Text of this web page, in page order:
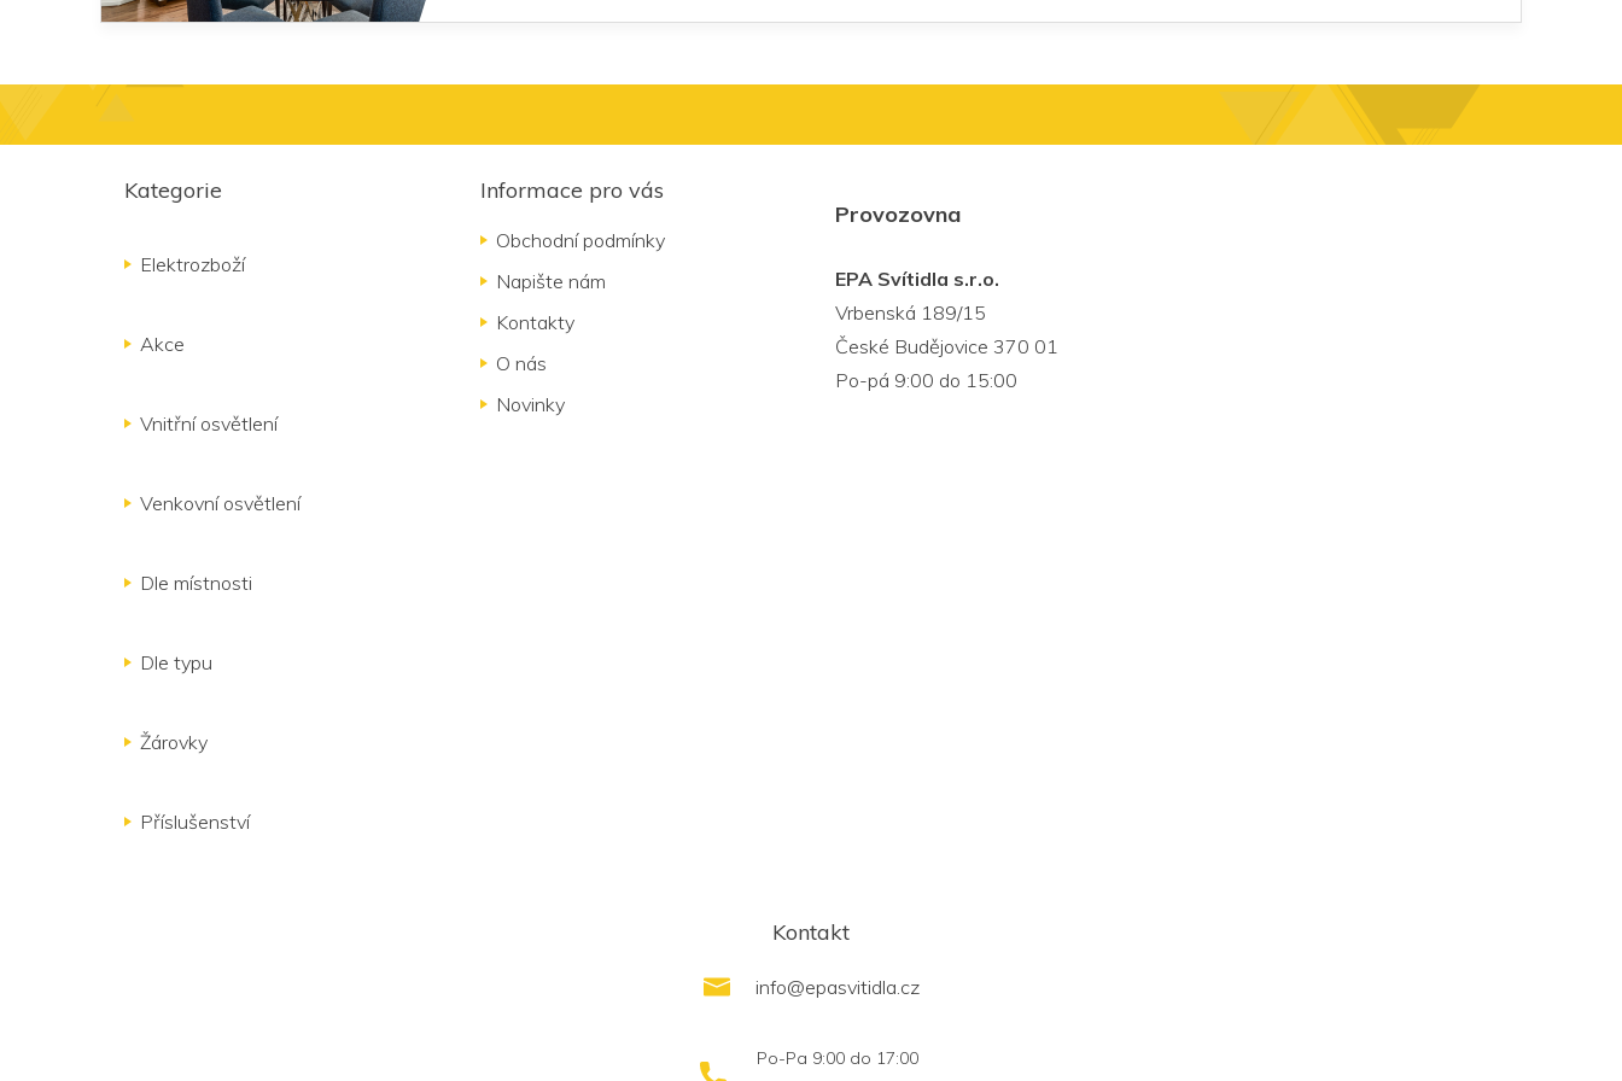
Kategorie
Elektrozboží
Akce
Vnitřní osvětlení
Venkovní osvětlení
Dle místnosti
Dle typu
Žárovky
Příslušenství
Informace pro vás
Obchodní podmínky
Napište nám
Kontakty
O nás
Novinky
Provozovna
EPA Svítidla s.r.o.
Vrbenská 189/15
České Budějovice 370 01
Po-pá 9:00 do 15:00
Kontakt
info@epasvitidla.cz